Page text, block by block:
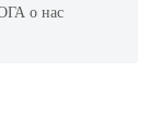
о нас